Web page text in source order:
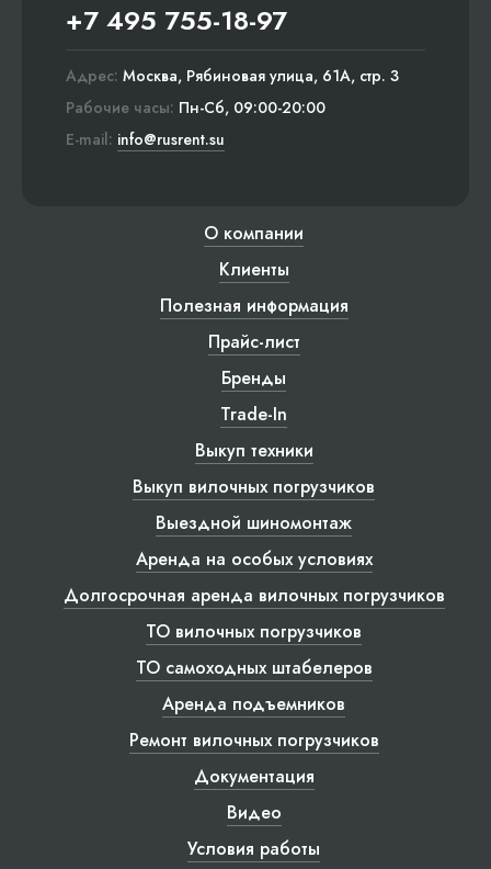
+7 495 755-18-97
Адрес: Москва, Рябиновая улица, 61А, стр. 3
Рабочие часы: Пн-Сб, 09:00-20:00
E-mail: info@rusrent.su
О компании
Клиенты
Полезная информация
Прайс-лист
Бренды
Trade-In
Выкуп техники
Выкуп вилочных погрузчиков
Выездной шиномонтаж
Аренда на особых условиях
Долгосрочная аренда вилочных погрузчиков
ТО вилочных погрузчиков
ТО самоходных штабелеров
Аренда подъемников
Ремонт вилочных погрузчиков
Документация
Видео
Условия работы